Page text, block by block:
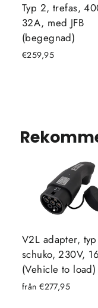
Typ 2, trefas,
32A, med JFB
(begegnad)
€259,95
V2L adapter,
schuko, 230V,
(Vehicle to load)
från €277,95